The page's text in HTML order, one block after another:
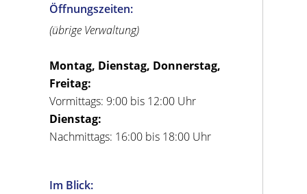
Öffnungszeiten:
(übrige Verwaltung)
Montag, Dienstag, Donnerstag,
Freitag:
Vormittags: 9:00 bis 12:00 Uhr
Dienstag:
Nachmittags: 16:00 bis 18:00 Uhr
Im Blick: